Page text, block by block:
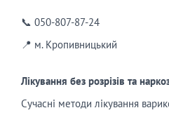
📞 050-807-87-24
📍 м. Кропивницький
Лікування без розрізів та
Сучасні методи лікування